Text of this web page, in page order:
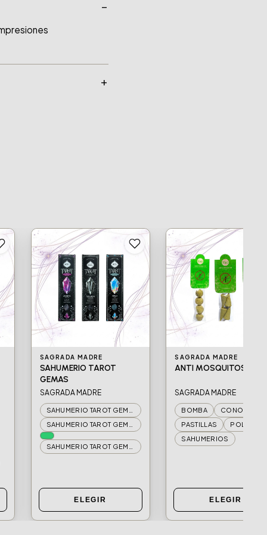
SAGRADA MADRE
SAHUMERIO TAROT
GEMAS
SAGRADA MADRE
ELEGIR
SAGRADA MADRE
ANTI MOSQUITOS
SAGRADA MADRE
BOMBA
CONOS
PASTILLAS
POLVO
SAHUMERIOS
ELEGIR